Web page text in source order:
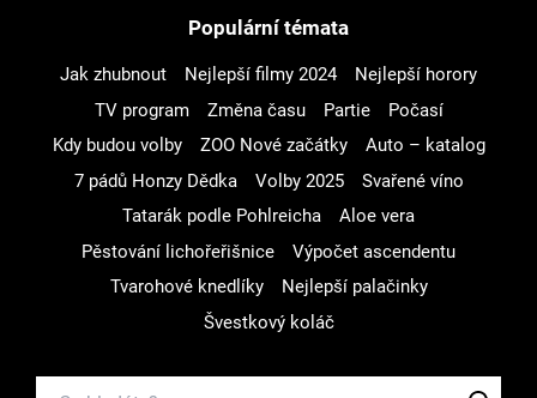
Populární témata
Jak zhubnout Nejlepší filmy 2024
Nejlepší horory
TV program
Změna času Partie
Počasí
Kdy budou volby
ZOO Nové začátky
Auto – katalog
7 pádů Honzy Dědka
Volby 2025
Svařené víno
Tatarák podle Pohlreicha
Aloe vera
Pěstování lichořeřišnice
Výpočet ascendentu
Tvarohové knedlíky
Nejlepší palačinky
Švestkový koláč